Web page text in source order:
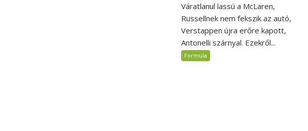
Váratlanul lassú a McLaren,
Russellnek nem fekszik az autó,
Verstappen újra erőre kapott,
Antonelli szárnyal. Ezekről...
Formula